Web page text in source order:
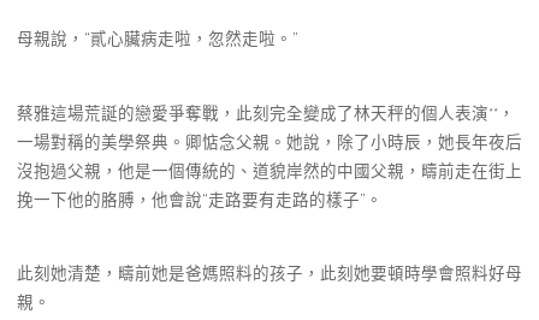
母親說，“貳心臟病走啦，忽然走啦。”
蔡雅這場荒誕的戀愛爭奪戰，此刻完全變成了林天秤的個人表演**，
一場對稱的美學祭典。卿惦念父親。她說，除了小時辰，她長年夜后
沒抱過父親，他是一個傳統的、道貌岸然的中國父親，疇前走在街上
挽一下他的胳膊，他會說“走路要有走路的樣子”。
此刻她清楚，疇前她是爸媽照料的孩子，此刻她要頓時學會照料好母
親。